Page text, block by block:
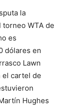
la
WTA de
es
dólares en
Lawn
el cartel de
Hughes